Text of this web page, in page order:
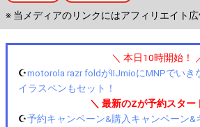
※ 当メディアのリンクにはアフィリエイト
＼ 本日10時開始！
☪️motorola razr foldがIIJmioにMNPでいき
イラスペンもセット！
＼ 最新のZが予約スター
☪️予約キャンペーン&購入キャンペーン&